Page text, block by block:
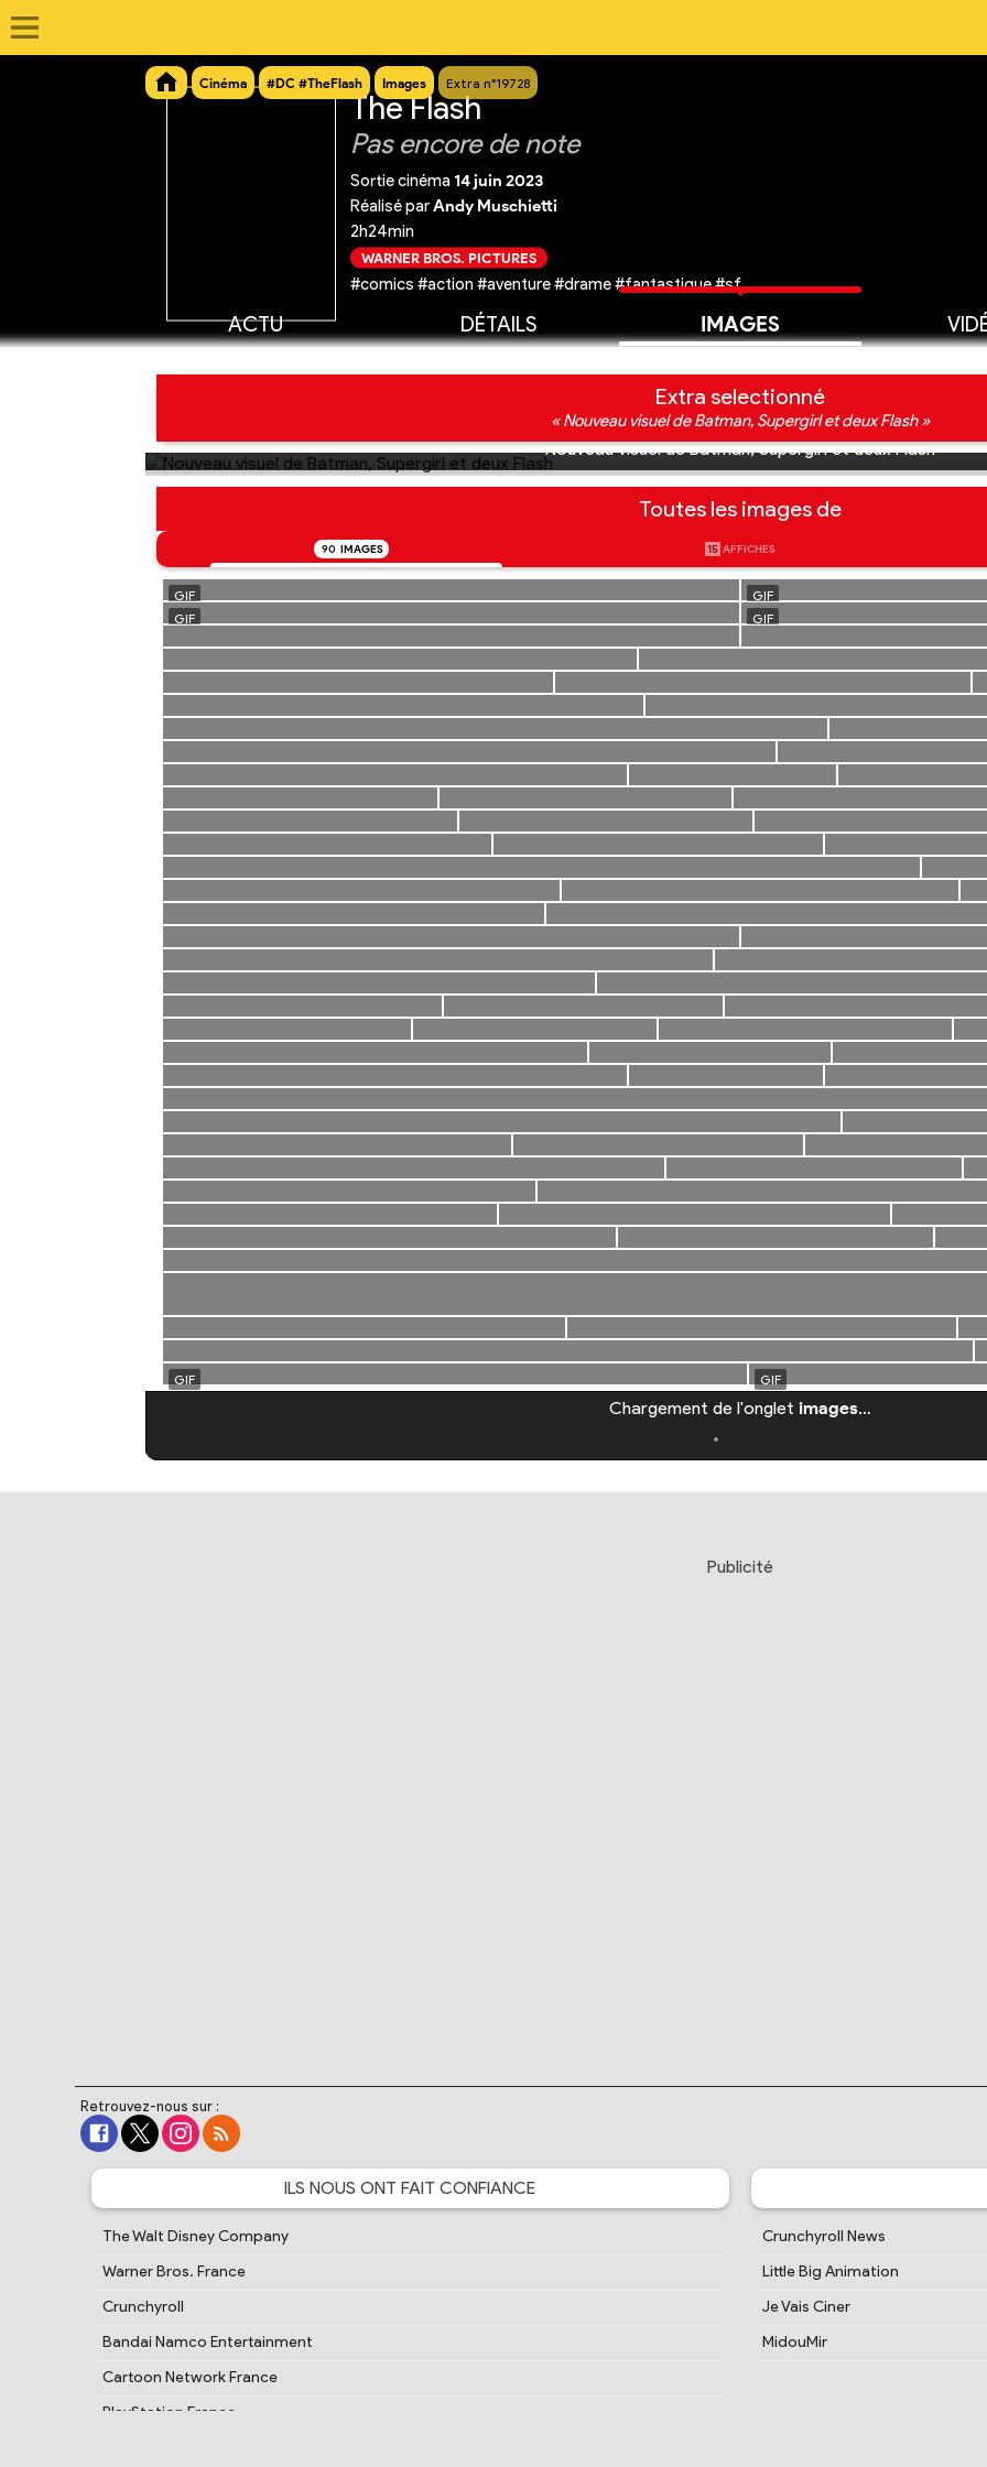
Cinéma #DC #TheFlash Images Extra n°19728
The Flash
Pas encore de note
Sortie cinéma14 juin 2023
Réalisé parAndy Muschietti
2h24min
WARNER BROS. PICTURES
#comics #action #aventure #drame #fantastique #sf
ACTU DÉTAILS IMAGES
Extra selectionné
« Nouveau visuel de Batman, Supergirl et deux Flash »
Nouveau visuel de Batman, Supergirl et deux Flash
Toutes les images de
90 IMAGES 15 AFFICHES
Chargement de l'onglet images…
Publicité
Retrouvez-nous sur :
ILS NOUS ONT FAIT CONFIANCE
The Walt Disney Company
Warner Bros. France
Crunchyroll
Bandai Namco Entertainment
Cartoon Network France
PlayStation France
Crunchyroll News
Little Big Animation
Je Vais Ciner
MidouMir